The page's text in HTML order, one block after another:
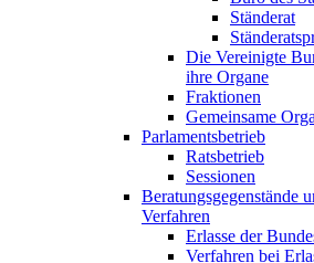
Ständerat
Die Vereinigte
ihre Organe
Fraktionen
Gemeinsame
Parlamentsbetrieb
Ratsbetrieb
Sessionen
Beratungsgegenstände
Verfahren
Erlasse der
Verfahren bei